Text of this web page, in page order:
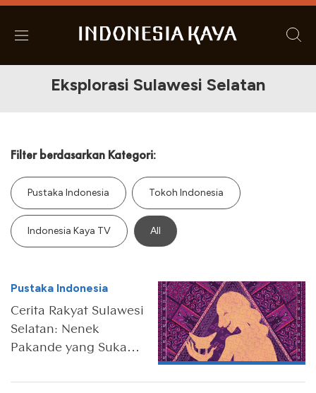
Eksplorasi Sulawesi Selatan
Filter berdasarkan Kategori:
Pustaka Indonesia Tokoh Indonesia
Indonesia Kaya TV All
Pustaka Indonesia
Cerita Rakyat Sulawesi
Selatan: Nenek
Pakande yang Suka